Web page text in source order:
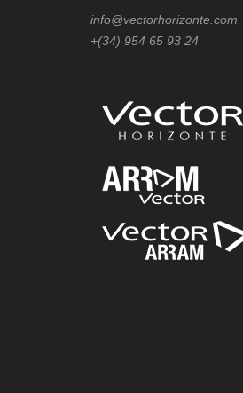
info@vectorhorizonte.com
+(34) 954 65 93 24